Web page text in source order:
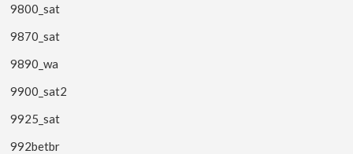
9800_sat
9870_sat
9890_wa
9900_sat2
9925_sat
992betbr